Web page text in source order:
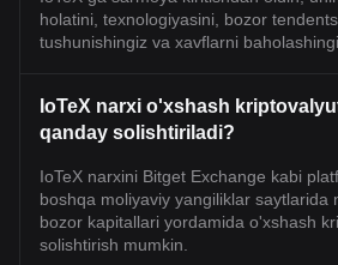
holatini, texnologiyasini, bozor
tushunishingiz va xavflarni
IoTeX narxi o'xshash
qanday solishtiriladi?
IoTeX narxini Bitget Exchange kabi
boshqa moliyaviy yangiliklar saytlarida
bozor kapitallari yordamida o'xshash
solishtirish mumkin.